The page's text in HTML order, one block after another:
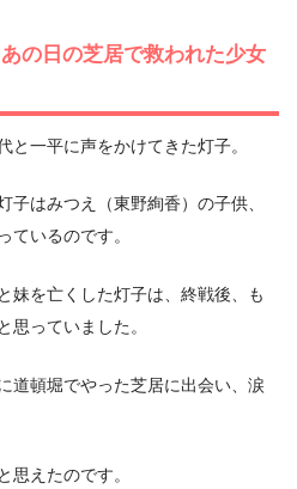
の日の芝居で救われた少女
と一平に声をかけてきた灯子。
子はみつえ（東野絢香）の子供、
ているのです。
妹を亡くした灯子は、終戦後、も
思っていました。
道頓堀でやった芝居に出会い、涙
思えたのです。